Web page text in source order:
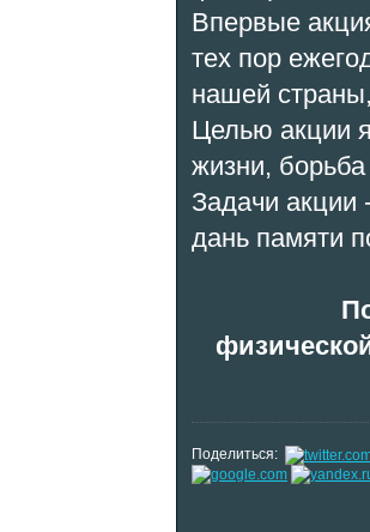
Впервые
тех пор
нашей
Целью акции
жизни,
Задачи акции
дань памяти
Поделиться: